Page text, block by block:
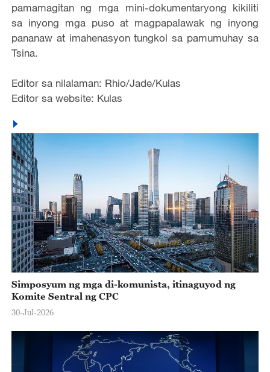
pamamagitan ng mga mini-dokumentaryong kikiliti
sa inyong mga puso at magpapalawak ng inyong
pananaw at imahenasyon tungkol sa pamumuhay sa
Tsina.
Editor sa nilalaman: Rhio/Jade/Kulas
Editor sa website: Kulas
Simposyum ng mga di-komunista, itinaguyod ng
Komite Sentral ng CPC
30-Jul-2026